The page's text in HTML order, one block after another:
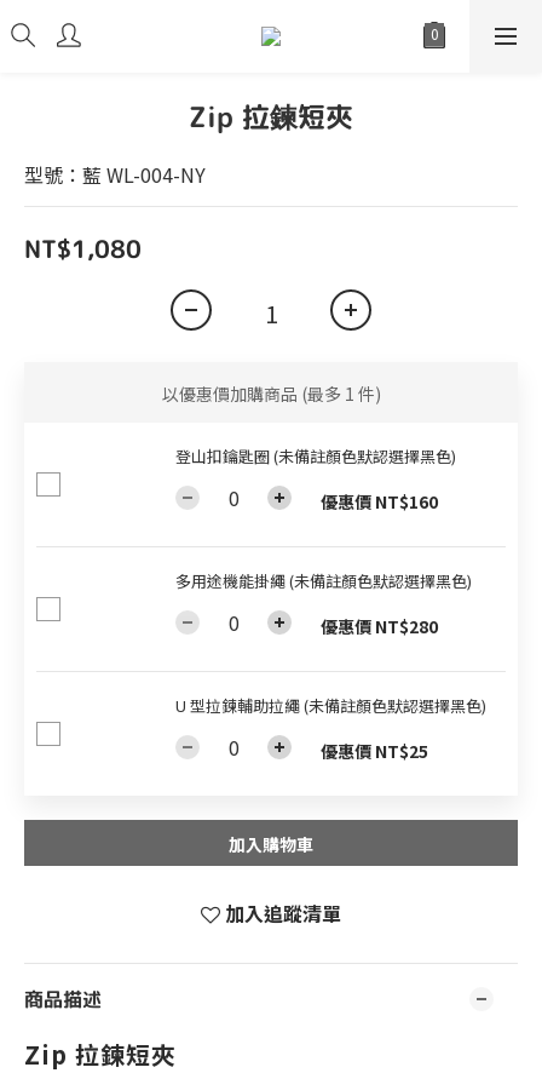
Zip 拉鍊短夾
型號：藍 WL-004-NY
NT$1,080
以優惠價加購商品 (最多 1 件)
登山扣鑰匙圈 (未備註顏色默認選擇黑色)
優惠價 NT$160
多用途機能掛繩 (未備註顏色默認選擇黑色)
優惠價 NT$280
U 型拉鍊輔助拉繩 (未備註顏色默認選擇黑色)
優惠價 NT$25
加入購物車
加入追蹤清單
商品描述
Zip 拉鍊短夾